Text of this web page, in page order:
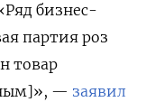
бизнес-
партия роз
товар
— заявил